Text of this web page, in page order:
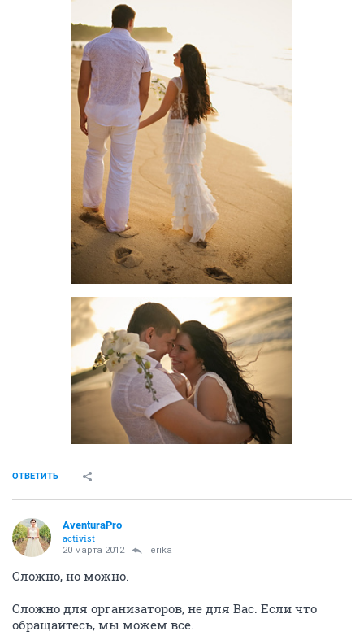
ОТВЕТИТЬ
AventuraPro
activist
20 марта 2012 lerika
Сложно, но можно.
Сложно для организаторов, не для Вас. Если что
обращайтесь, мы можем все.